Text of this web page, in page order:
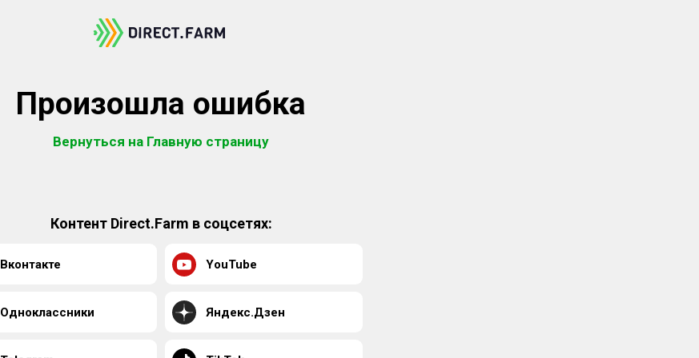
Произошла ошибка
Вернуться на Главную страницу
Контент Direct.Farm в соцсетях:
Вконтакте YouTube
Одноклассники Яндекс.Дзен